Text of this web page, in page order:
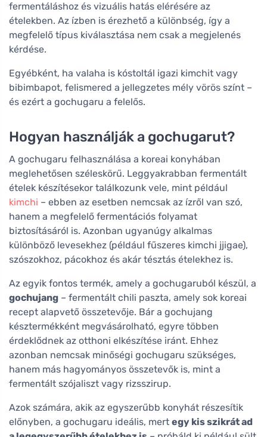
fermentáláshoz és vizuális hatás elérésére az
ételekben. Az ízben is érezhető a különbség, így a
megfelelő típus kiválasztása nem csak a megjelenés
kérdése.
Egyébként, ha valaha is kóstoltál igazi kimchit vagy
bibimbapot, felismered a jellegzetes mély vörös színt –
és ezért a gochugaru a felelős.
Hogyan használják a gochugarut?
A gochugaru felhasználása a koreai konyhában
meglehetősen széleskörű. Leggyakrabban fermentált
ételek készítésekor találkozunk vele, mint például
kimchi – ebben az esetben nemcsak az ízről van szó,
hanem a megfelelő fermentációs folyamat
biztosításáról is. Azonban ugyanúgy alkalmas
különböző levesekhez (például fűszeres kimchi jjigae),
szószokhoz, pácokhoz és akár tésztás ételekhez is.
Az egyik fontos termék, amely a gochugaruból készül, a
gochujang – fermentált chili paszta, amely sok koreai
recept alapvető összetevője. Bár a gochujang
késztermékként megvásárolható, egyre többen
érdeklődnek az otthoni elkészítése iránt. Ehhez
azonban nemcsak minőségi gochugaru szükséges,
hanem más hagyományos összetevők is, mint a
fermentált szójaliszt vagy rizsszirup.
Azok számára, akik az egyszerűbb konyhát részesítik
előnyben, a gochugaru ideális, mert egy kis szikrát ad